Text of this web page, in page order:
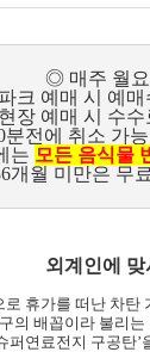
◎ 매주 월
크 예매 시 예매
장 예매 시 수수
전에 취소 가
는 모든 음식물
개월 미만은 무
외계인에
휴가를 떠난 차탄
의 배꼽이라 불리는
퍼연료전지 구공탄